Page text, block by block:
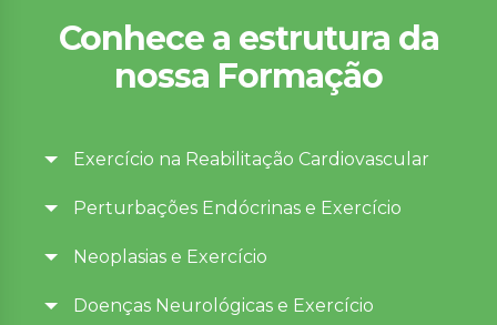
Conhece a estrutura da
nossa Formação
Exercício na Reabilitação Cardiovascular
Perturbações Endócrinas e Exercício
Neoplasias e Exercício
Doenças Neurológicas e Exercício